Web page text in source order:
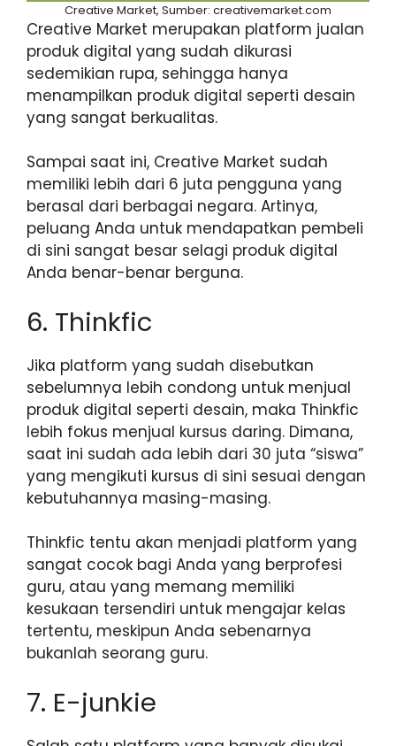
Creative Market, Sumber: creativemarket.com
Creative Market merupakan platform jualan
produk digital yang sudah dikurasi
sedemikian rupa, sehingga hanya
menampilkan produk digital seperti desain
yang sangat berkualitas.
Sampai saat ini, Creative Market sudah
memiliki lebih dari 6 juta pengguna yang
berasal dari berbagai negara. Artinya,
peluang Anda untuk mendapatkan pembeli
di sini sangat besar selagi produk digital
Anda benar-benar berguna.
6. Thinkfic
Jika platform yang sudah disebutkan
sebelumnya lebih condong untuk menjual
produk digital seperti desain, maka Thinkfic
lebih fokus menjual kursus daring. Dimana,
saat ini sudah ada lebih dari 30 juta “siswa”
yang mengikuti kursus di sini sesuai dengan
kebutuhannya masing-masing.
Thinkfic tentu akan menjadi platform yang
sangat cocok bagi Anda yang berprofesi
guru, atau yang memang memiliki
kesukaan tersendiri untuk mengajar kelas
tertentu, meskipun Anda sebenarnya
bukanlah seorang guru.
7. E-junkie